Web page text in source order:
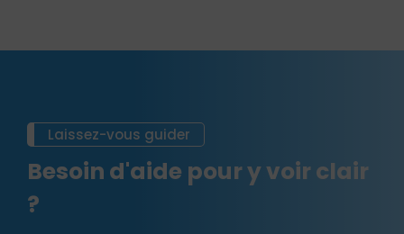
Laissez-vous guider
Besoin d'aide pour y voir clair
?